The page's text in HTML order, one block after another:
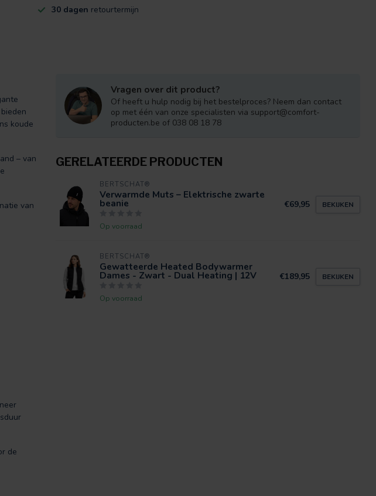
30 dagen retourtermijn
bieden
koude
– van
van
de
Vragen over dit product?
Of heeft u hulp nodig bij het bestelproces? Neem dan contact
op met één van onze specialisten via support@comfort-
producten.be of 038 08 18 78
GERELATEERDE PRODUCTEN
BERTSCHAT®
Verwarmde Muts – Elektrische zwarte
beanie
Op voorraad
€69,95 BEKIJKEN
BERTSCHAT®
Gewatteerde Heated Bodywarmer
Dames - Zwart - Dual Heating | 12V
Op voorraad
€189,95 BEKIJKEN